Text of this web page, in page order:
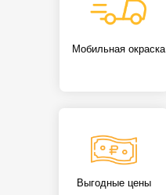
Мобильная окраска
Выгодные цены